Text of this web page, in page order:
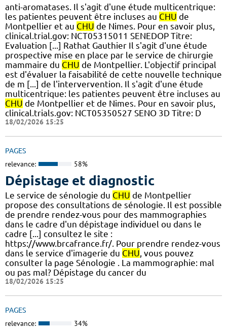
anti-aromatases. Il s'agit d'une étude multicentrique:
les patientes peuvent être incluses au CHU de
Montpellier et au CHU de Nimes. Pour en savoir plus,
clinical.trial.gov: NCT05315011 SENEDOP Titre:
Evaluation [...] Rathat Gauthier Il s'agit d'une étude
prospective mise en place par le service de chirurgie
mammaire du CHU de Montpellier. L'objectif principal
est d'évaluer la faisabilité de cette nouvelle technique
de m [...] de l'intervervention. Il s'agit d'une étude
multicentrique: les patientes peuvent être incluses au
CHU de Montpellier et de Nimes. Pour en savoir plus,
clinical.trials.gov: NCT05350527 SENO 3D Titre: D
18/02/2026 15:25
PAGES
relevance: 58%
Dépistage et diagnostic
Le service de sénologie du CHU de Montpellier
propose des consultations de sénologie. Il est possible
de prendre rendez-vous pour des mammographies
dans le cadre d'un dépistage individuel ou dans le
cadre [...] consultez le site :
https://www.brcafrance.fr/. Pour prendre rendez-vous
dans le service d'imagerie du CHU, vous pouvez
consulter la page Sénologie . La mammographie: mal
ou pas mal? Dépistage du cancer du
18/02/2026 15:25
PAGES
relevance: 34%